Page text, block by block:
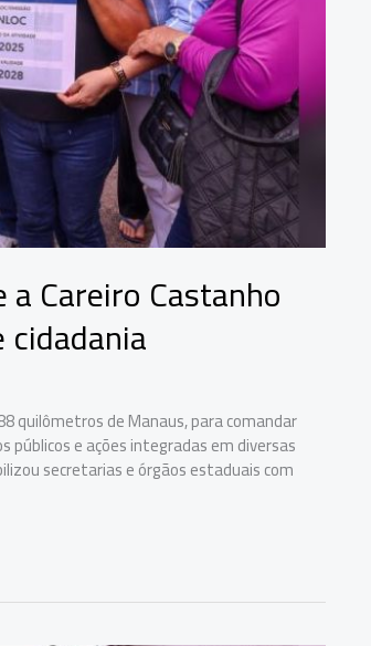
Careiro Castanho
quilômetros de Manaus, para comandar
públicos e ações integradas em diversas
secretarias e órgãos estaduais com